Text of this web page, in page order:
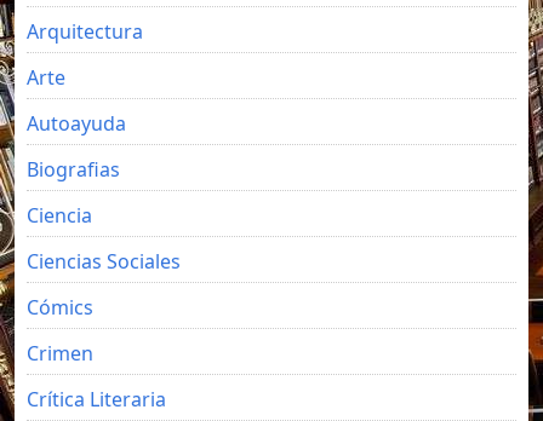
Arquitectura
Arte
Autoayuda
Biografias
Ciencia
Ciencias Sociales
Cómics
Crimen
Crítica Literaria